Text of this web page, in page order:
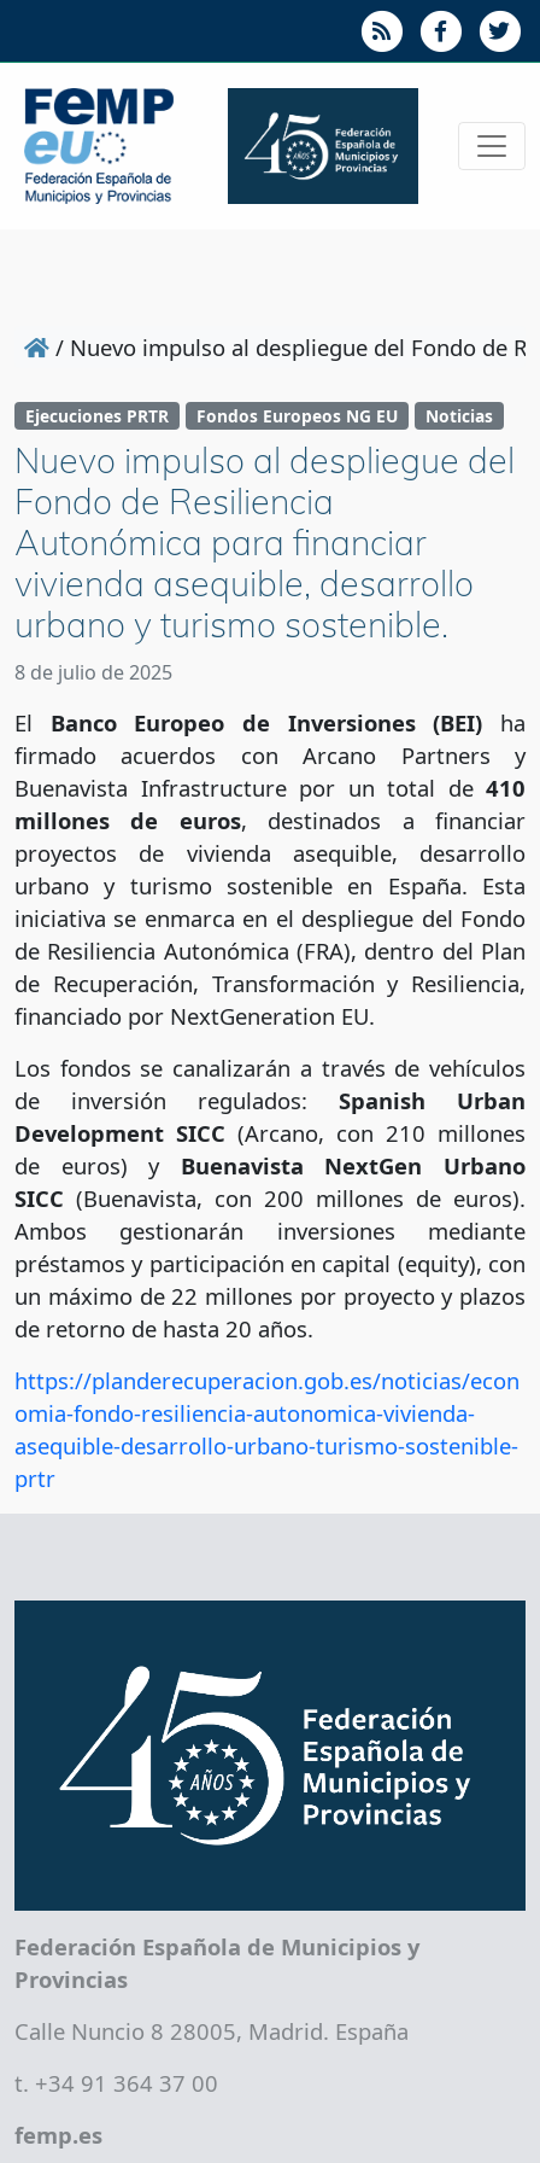
/ Nuevo impulso al despliegue del Fondo de
Ejecuciones PRTR Fondos Europeos NG EU Noticias
Nuevo impulso al despliegue del
Fondo de Resiliencia
Autonómica para financiar
vivienda asequible, desarrollo
urbano y turismo sostenible.
8 de julio de 2025
El Banco Europeo de Inversiones (BEI) ha
firmado acuerdos con Arcano Partners y
Buenavista Infrastructure por un total de 410
millones de euros, destinados a financiar
proyectos de vivienda asequible, desarrollo
urbano y turismo sostenible en España. Esta
iniciativa se enmarca en el despliegue del Fondo
de Resiliencia Autonómica (FRA), dentro del Plan
de Recuperación, Transformación y Resiliencia,
financiado por NextGeneration EU.
Los fondos se canalizarán a través de vehículos
de inversión regulados: Spanish Urban
Development SICC (Arcano, con 210 millones
de euros) y Buenavista NextGen Urbano
SICC (Buenavista, con 200 millones de euros).
Ambos gestionarán inversiones mediante
préstamos y participación en capital (equity), con
un máximo de 22 millones por proyecto y plazos
de retorno de hasta 20 años.
https://planderecuperacion.gob.es/noticias/econ
omia-fondo-resiliencia-autonomica-vivienda-
asequible-desarrollo-urbano-turismo-sostenible-
prtr
Federación Española de Municipios y
Provincias
Calle Nuncio 8 28005, Madrid. España
t. +34 91 364 37 00
femp.es